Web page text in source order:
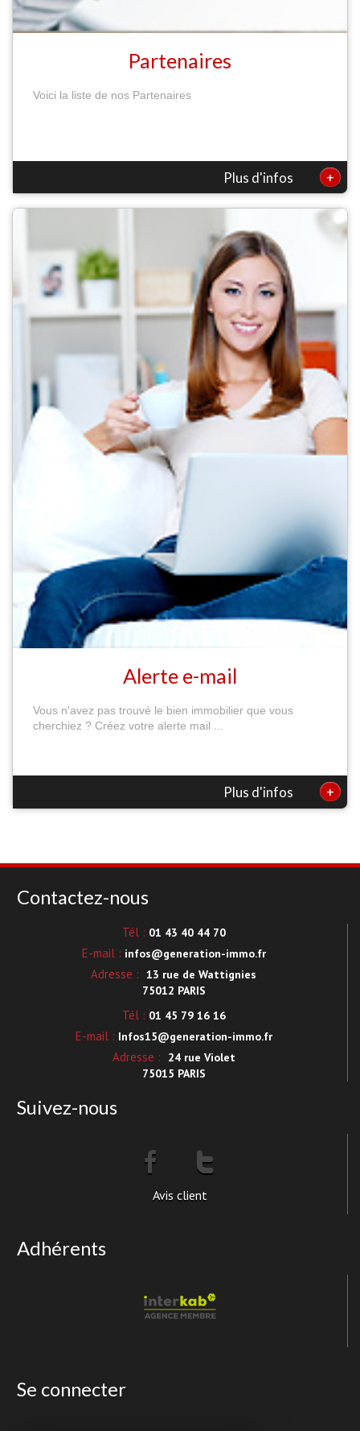
Partenaires
Voici la liste de nos Partenaires
Plus d'infos +
Alerte e-mail
Vous n'avez pas trouvé le bien immobilier que vous
cherchiez ? Créez votre alerte mail ...
Plus d'infos +
Contactez-nous
Tél : 01 43 40 44 70
E-mail : infos@generation-immo.fr
Adresse : 13 rue de Wattignies
75012 PARIS
Tél : 01 45 79 16 16
E-mail : Infos15@generation-immo.fr
Adresse :
24 rue Violet
75015 PARIS
Suivez-nous
Avis client
Adhérents
Se connecter